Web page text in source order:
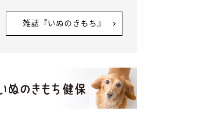
雑誌『いぬのきもち』